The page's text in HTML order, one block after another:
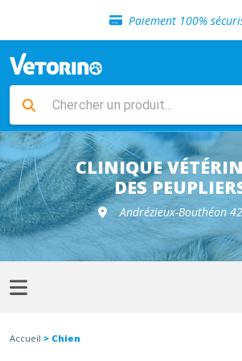
Paiement 100%
Livraison gratuite en clinique
Sélection de croquettes
Livraison gratuite en clinique
Retour gratuit en
Sélection de croquettes
CLINIQUE
DES
Andrézieux-Bouthéon
Accueil > Chien